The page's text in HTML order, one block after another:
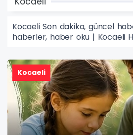
Kocaeli Son dakika, güncel
haberler, haber oku | Kocaeli
Kocaeli